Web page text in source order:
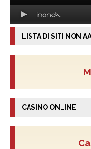
LISTA DI SITI NON
CASINO ONLINE